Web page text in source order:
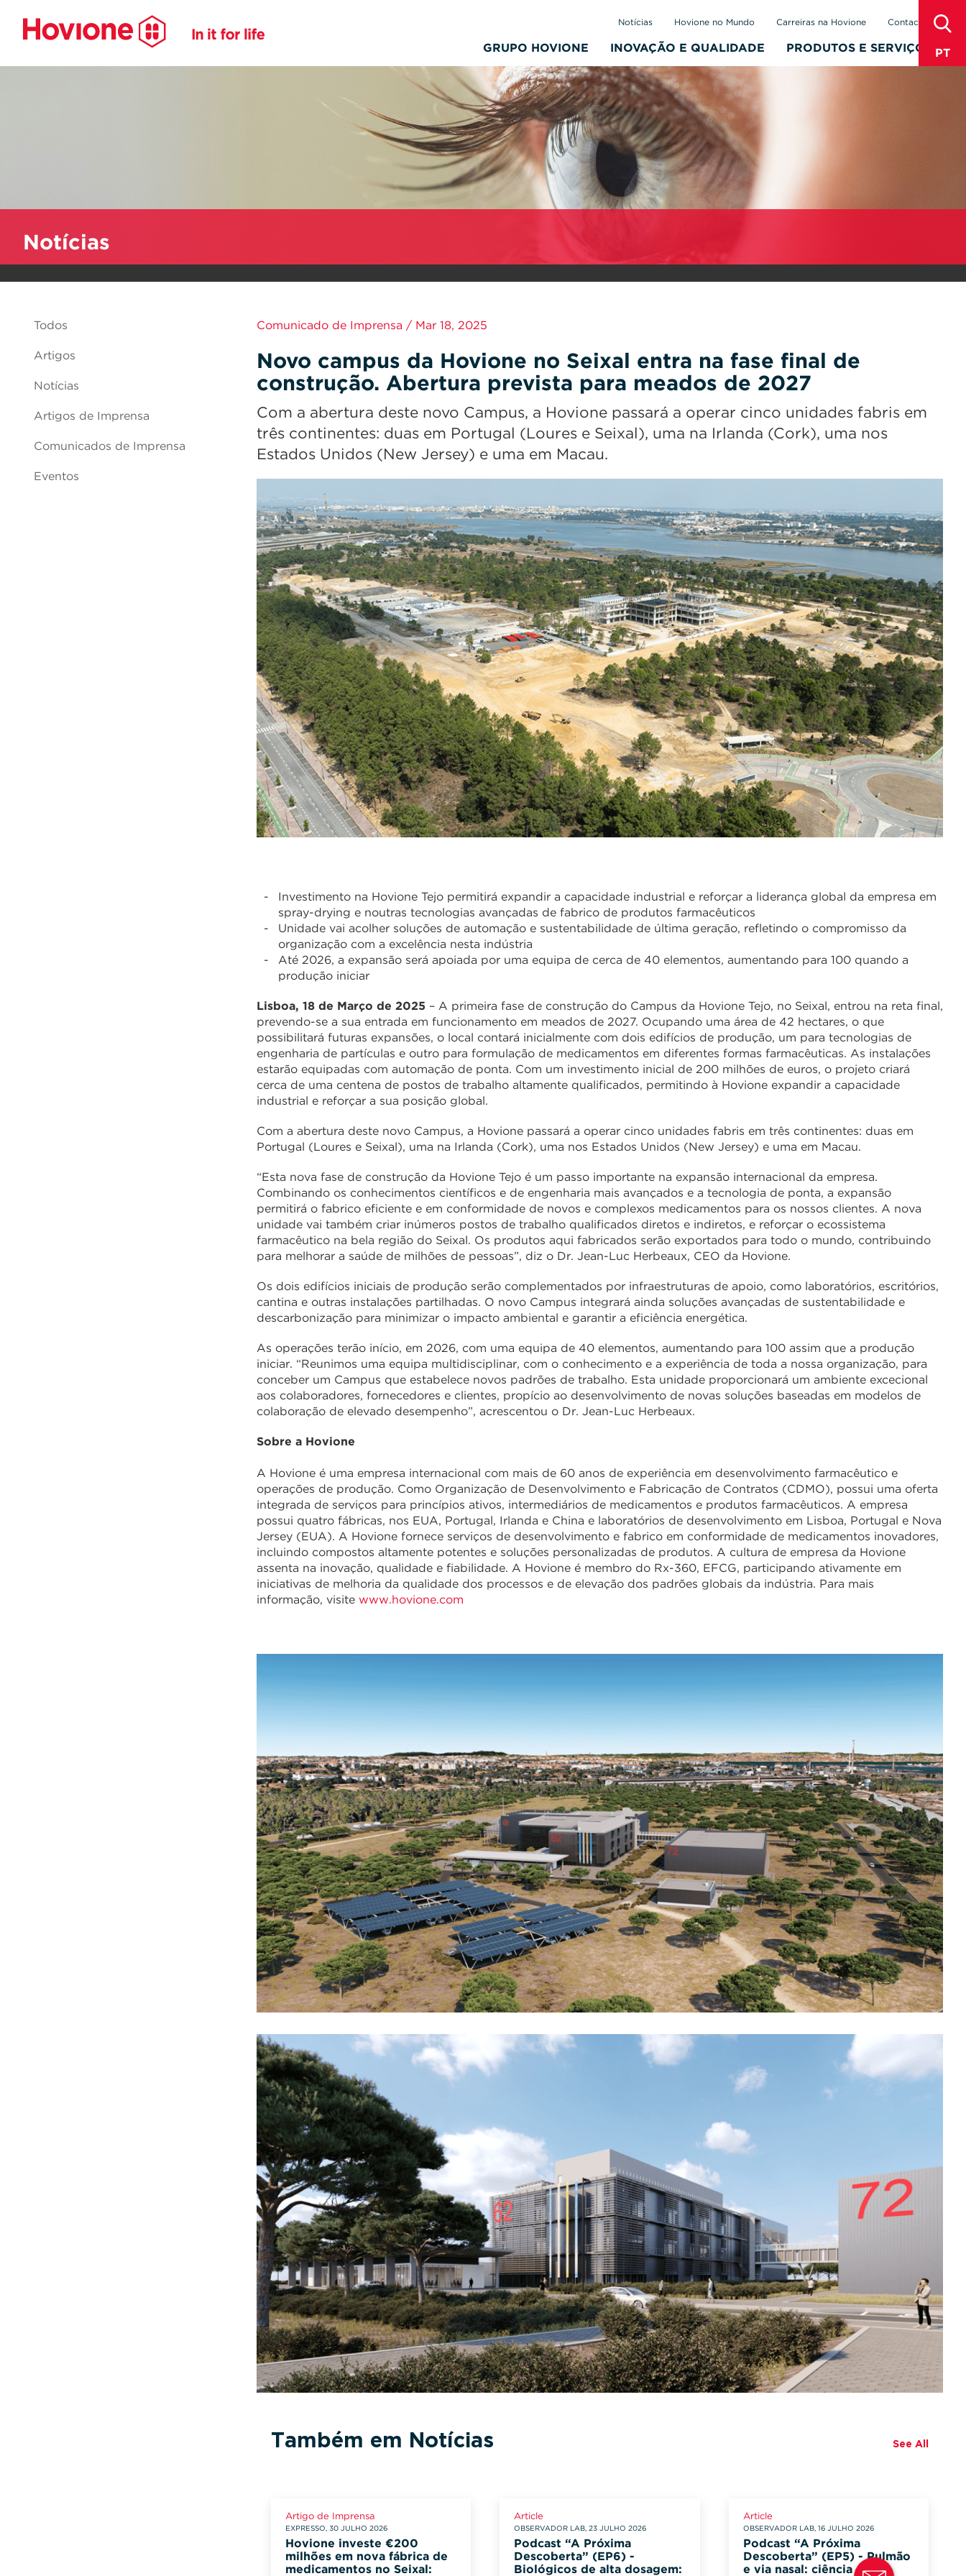
PT
GRUPO HOVIONE INOVAÇÃO E QUALIDADE PRODUTOS E SERVIÇOS
Notícias Hovione no Mundo Carreiras na Hovione Contactos
Notícias
Todos
Artigos
Notícias
Artigos de Imprensa
Comunicados de Imprensa
Eventos
Comunicado de Imprensa / Mar 18, 2025
Novo campus da Hovione no Seixal entra na fase final de
construção. Abertura prevista para meados de 2027
Com a abertura deste novo Campus, a Hovione passará a operar cinco unidades fabris em
três continentes: duas em Portugal (Loures e Seixal), uma na Irlanda (Cork), uma nos
Estados Unidos (New Jersey) e uma em Macau.
Investimento na Hovione Tejo permitirá expandir a capacidade industrial e reforçar a liderança global da empresa em
spray-drying e noutras tecnologias avançadas de fabrico de produtos farmacêuticos
Unidade vai acolher soluções de automação e sustentabilidade de última geração, refletindo o compromisso da
organização com a excelência nesta indústria
Até 2026, a expansão será apoiada por uma equipa de cerca de 40 elementos, aumentando para 100 quando a
produção iniciar
Lisboa, 18 de Março de 2025 – A primeira fase de construção do Campus da Hovione Tejo, no Seixal, entrou na reta final,
prevendo-se a sua entrada em funcionamento em meados de 2027. Ocupando uma área de 42 hectares, o que
possibilitará futuras expansões, o local contará inicialmente com dois edifícios de produção, um para tecnologias de
engenharia de partículas e outro para formulação de medicamentos em diferentes formas farmacêuticas. As instalações
estarão equipadas com automação de ponta. Com um investimento inicial de 200 milhões de euros, o projeto criará
cerca de uma centena de postos de trabalho altamente qualificados, permitindo à Hovione expandir a capacidade
industrial e reforçar a sua posição global.
Com a abertura deste novo Campus, a Hovione passará a operar cinco unidades fabris em três continentes: duas em
Portugal (Loures e Seixal), uma na Irlanda (Cork), uma nos Estados Unidos (New Jersey) e uma em Macau.
“Esta nova fase de construção da Hovione Tejo é um passo importante na expansão internacional da empresa.
Combinando os conhecimentos científicos e de engenharia mais avançados e a tecnologia de ponta, a expansão
permitirá o fabrico eficiente e em conformidade de novos e complexos medicamentos para os nossos clientes. A nova
unidade vai também criar inúmeros postos de trabalho qualificados diretos e indiretos, e reforçar o ecossistema
farmacêutico na bela região do Seixal. Os produtos aqui fabricados serão exportados para todo o mundo, contribuindo
para melhorar a saúde de milhões de pessoas”, diz o Dr. Jean-Luc Herbeaux, CEO da Hovione.
Os dois edifícios iniciais de produção serão complementados por infraestruturas de apoio, como laboratórios, escritórios,
cantina e outras instalações partilhadas. O novo Campus integrará ainda soluções avançadas de sustentabilidade e
descarbonização para minimizar o impacto ambiental e garantir a eficiência energética.
As operações terão início, em 2026, com uma equipa de 40 elementos, aumentando para 100 assim que a produção
iniciar. “Reunimos uma equipa multidisciplinar, com o conhecimento e a experiência de toda a nossa organização, para
conceber um Campus que estabelece novos padrões de trabalho. Esta unidade proporcionará um ambiente excecional
aos colaboradores, fornecedores e clientes, propício ao desenvolvimento de novas soluções baseadas em modelos de
colaboração de elevado desempenho”, acrescentou o Dr. Jean-Luc Herbeaux.
Sobre a Hovione
A Hovione é uma empresa internacional com mais de 60 anos de experiência em desenvolvimento farmacêutico e
operações de produção. Como Organização de Desenvolvimento e Fabricação de Contratos (CDMO), possui uma oferta
integrada de serviços para princípios ativos, intermediários de medicamentos e produtos farmacêuticos. A empresa
possui quatro fábricas, nos EUA, Portugal, Irlanda e China e laboratórios de desenvolvimento em Lisboa, Portugal e Nova
Jersey (EUA). A Hovione fornece serviços de desenvolvimento e fabrico em conformidade de medicamentos inovadores,
incluindo compostos altamente potentes e soluções personalizadas de produtos. A cultura de empresa da Hovione
assenta na inovação, qualidade e fiabilidade. A Hovione é membro do Rx-360, EFCG, participando ativamente em
iniciativas de melhoria da qualidade dos processos e de elevação dos padrões globais da indústria. Para mais
informação, visite www.hovione.com
Também em Notícias See All
Artigo de Imprensa
EXPRESSO, 30 JULHO 2026
Hovione investe €200
milhões em nova fábrica de
medicamentos no Seixal:
Article
OBSERVADOR LAB, 23 JULHO 2026
Podcast “A Próxima
Descoberta” (EP6) -
Biológicos de alta dosagem:
Article
OBSERVADOR LAB, 16 JULHO 2026
Podcast “A Próxima
Descoberta” (EP5) - Pulmão
e via nasal: ciência que